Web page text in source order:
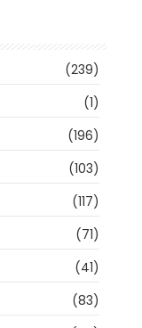
(239)
(1)
(196)
(103)
(117)
(71)
(41)
(83)